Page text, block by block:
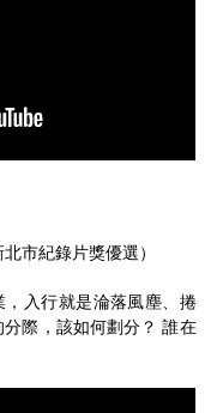
市紀錄片獎優選）
，入行就是淪落風塵、捲
際，該如何劃分？ 誰在